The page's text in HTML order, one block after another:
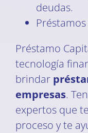
deudas.
Préstamo
tecnología
brindar
empresas.
expertos que
proceso y te